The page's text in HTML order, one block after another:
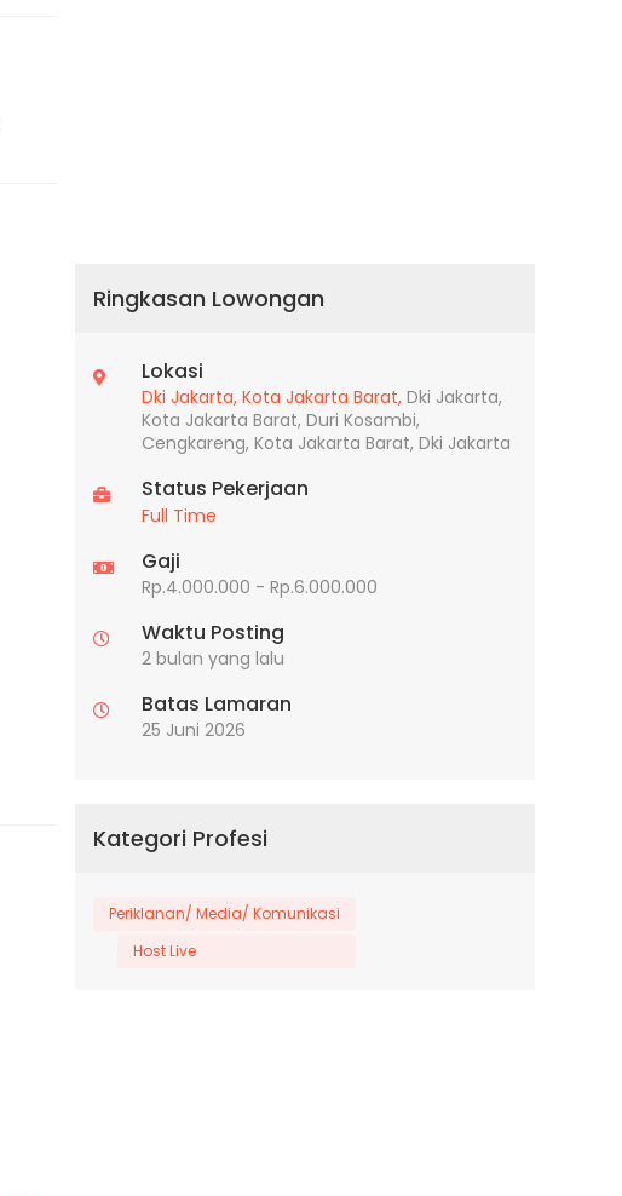
Ringkasan Lowongan
Lokasi
Dki Jakarta, Kota Jakarta Barat, Dki Jakarta,
Kota Jakarta Barat, Duri Kosambi,
Cengkareng, Kota Jakarta Barat, Dki Jakarta
Status Pekerjaan
Full Time
Gaji
Rp.4.000.000 - Rp.6.000.000
Waktu Posting
2 bulan yang lalu
Batas Lamaran
25 Juni 2026
Kategori Profesi
Periklanan/ Media/ Komunikasi
Host Live